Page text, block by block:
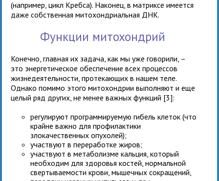
(например, цикл Кребса). Наконец, в матриксе имеется
даже собственная митохондриальная ДНК.
Функции митохондрий
Конечно, главная их задача, как мы уже говорили, –
это энергетическое обеспечение всех процессов
жизнедеятельности, протекающих в нашем теле.
Однако помимо этого митохондрии выполняют и еще
целый ряд других, не менее важных функций [3]:
регулируют программируемую гибель клеток (что
крайне важно для профилактики
злокачественных опухолей);
участвуют в переработке жиров;
участвуют в метаболизме кальция, который
необходим для здоровья костей, нормальной
свертываемости крови, мышечных сокращений,